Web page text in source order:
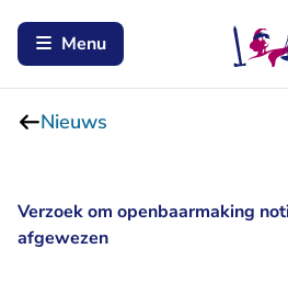
Menu
Nieuws
Verzoek om openbaarmaking
afgewezen